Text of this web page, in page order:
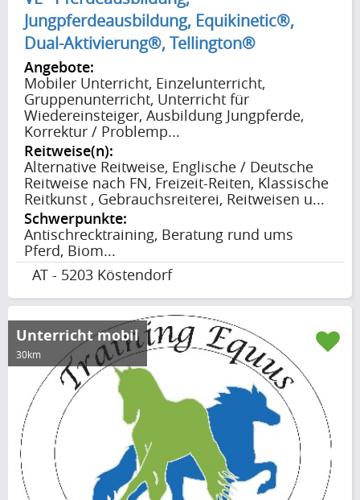
Jungpferdeausbildung, Equikinetic®,
Dual-Aktivierung®, Tellington®
Angebote:
Mobiler Unterricht, Einzelunterricht,
Gruppenunterricht, Unterricht für
Wiedereinsteiger, Ausbildung Jungpferde,
Korrektur / Problemp...
Reitweise(n):
Alternative Reitweise, Englische / Deutsche
Reitweise nach FN, Freizeit-Reiten, Klassische
Reitkunst , Gebrauchsreiterei, Reitweisen u...
Schwerpunkte:
Antischrecktraining, Beratung rund ums
Pferd, Biom...
AT - 5203 Köstendorf
Unterricht mobil
30km